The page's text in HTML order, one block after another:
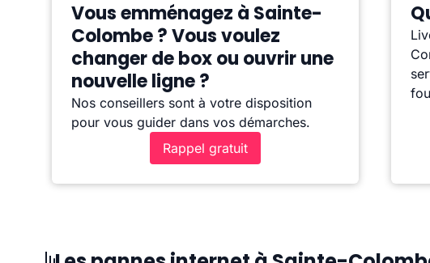
Vous emménagez à Sainte-
Colombe ? Vous voulez
changer de box ou ouvrir une
nouvelle ligne ?
Nos conseillers sont à votre disposition
pour vous guider dans vos démarches.
Rappel gratuit